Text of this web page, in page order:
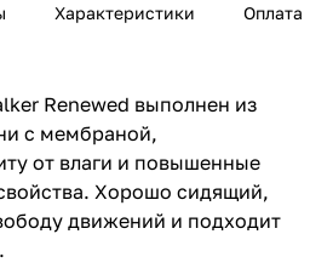
Характеристики Оплата
Renewed выполнен из
с мембраной,
от влаги и повышенные
Хорошо сидящий,
движений и подходит